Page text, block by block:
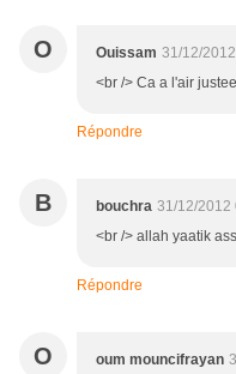
O Ouissam 31/12/
<br /> Ca a l'air
Répondre
B bouchra 31/12/2012
<br /> allah yaatik
Répondre
O oum mouncifrayan